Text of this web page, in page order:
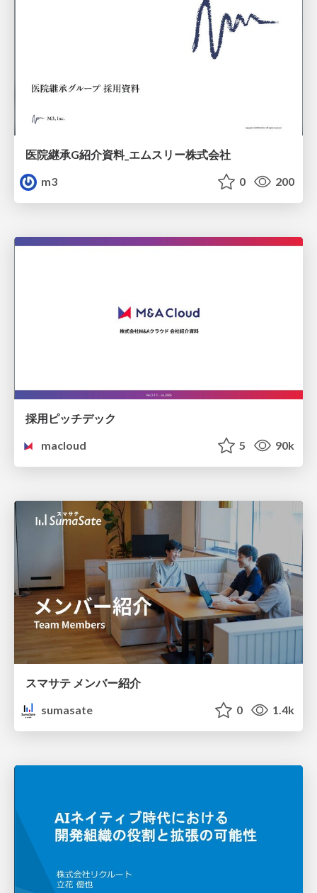
医院継承G紹介資料_エムスリー株式会社
m3
0 200
採用ピッチデック
macloud
5 90k
スマサテ メンバー紹介
sumasate
0 1.4k